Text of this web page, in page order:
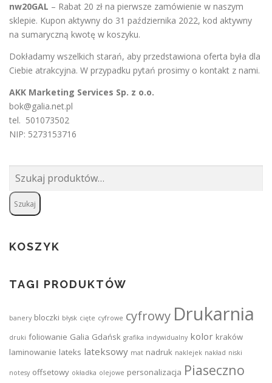
nw20GAL – Rabat 20 zł na pierwsze zamówienie w naszym
sklepie. Kupon aktywny do 31 października 2022, kod aktywny
na sumaryczną kwotę w koszyku.
Dokładamy wszelkich starań, aby przedstawiona oferta była dla
Ciebie atrakcyjna. W przypadku pytań prosimy o kontakt z nami.
AKK Marketing Services Sp. z o.o.
bok@galia.net.pl
tel. 501073502
NIP: 5273153716
Szukaj:
Szukaj
KOSZYK
TAGI PRODUKTÓW
banery bloczki błysk cięte cyfrowe cyfrowy Drukarnia
druki foliowanie Galia Gdańsk grafika indywidualny kolor kraków
laminowanie lateks lateksowy mat nadruk naklejek nakład niski
notesy offsetowy okładka olejowe personalizacja Piaseczno